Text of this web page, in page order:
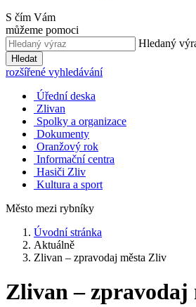
S čím Vám
můžeme pomoci
Hledaný
Hledat
rozšířené vyhledávání
Úřední deska
Zlivan
Spolky a organizace
Dokumenty
Oranžový rok
Informační centra
Hasiči Zliv
Kultura a sport
Město mezi rybníky
Úvodní stránka
Aktuálně
Zlivan – zpravodaj města Zliv
Zlivan – zpravodaj